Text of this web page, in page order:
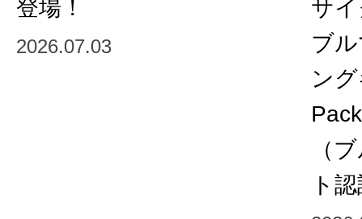
登場！
2026.07.03
サ
ブ
ン
（
ト